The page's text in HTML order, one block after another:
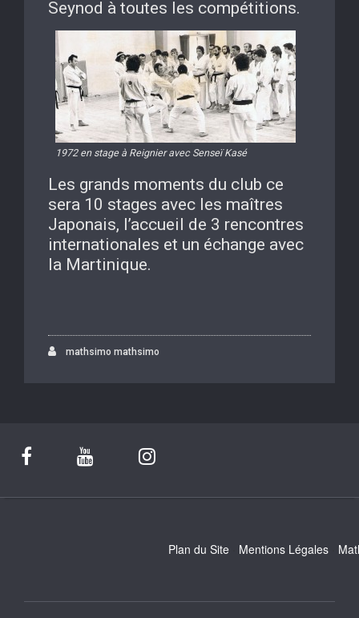
Seynod à toutes les compétitions.
1972 en stage à Reignier avec Senseï Kasé
Les grands moments du club ce
sera 10 stages avec les maîtres
Japonais, l’accueil de 3 rencontres
internationales et un échange avec
la Martinique.
mathsimo mathsimo
Plan du Site Mentions Légales